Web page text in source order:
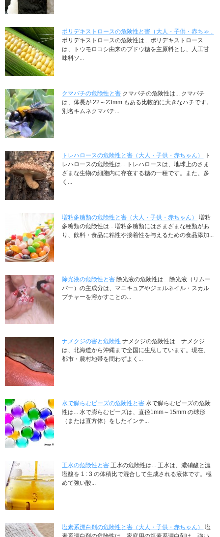
ポリデキストロースの危険性と害（大人・子供・赤ちゃ...
ポリデキストロースの危険性は... ポリデキストロース
は、トウモロコシ由来のブドウ糖を主原料とし、人工甘
味料ソ...
クマバチの危険性と害 クマバチの危険性は... クマバチ
は、体長が 22～23mm もある比較的に大きなハチです。
別名キムネクマバチ...
トレハロースの危険性と害（大人・子供・赤ちゃん）
ト
レハロースの危険性は... トレハロースは、地球上のさま
ざまな生物の細胞内に存在する糖の一種です。また、多
く...
増粘多糖類の危険性と害（大人・子供・赤ちゃん）
増粘
多糖類の危険性は... 増粘多糖類にはさまざまな種類があ
り、飲料・食品に粘性や接着性を与えるための食品添加...
除光液の危険性と害 除光液の危険性は... 除光液（リムー
バー）の主成分は、マニキュアやジェルネイル・スカル
プチャーを溶かすことの...
ナメクジの害と危険性 ナメクジの危険性は... ナメクジ
は、北海道から沖縄まで全国に生息しています。現在、
都市・農村地帯を問わずよく...
水で膨らむビーズの危険性と害 水で膨らむビーズの危険
性は... 水で膨らむビーズは、直径1mm～15mm の球形
（または直方体）をしたインテ...
王水の危険性と害 王水の危険性は... 王水は、濃硝酸と濃
塩酸を 1 : 3 の体積比で混合して生成される液体です。極
めて強い酸...
塩素系漂白剤の危険性と害（大人・子供・赤ちゃん）
塩